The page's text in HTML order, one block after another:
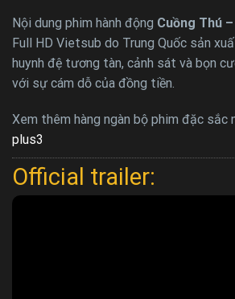
Nội dung phim hành động Cuồng Thú
Full HD Vietsub do Trung Quốc sản
huynh đệ tương tàn, cảnh sát và bọn
với sự cám dỗ của đồng tiền.
Xem thêm hàng ngàn bộ phim đặc sắc
plus3
Official trailer: